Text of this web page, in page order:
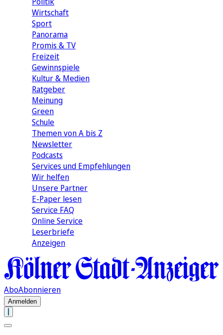
Wirtschaft
Sport
Panorama
Promis & TV
Freizeit
Gewinnspiele
Kultur & Medien
Ratgeber
Meinung
Green
Schule
Themen von A bis Z
Newsletter
Podcasts
Services und Empfehlungen
Wir helfen
Unsere Partner
E-Paper lesen
Service FAQ
Online Service
Leserbriefe
Anzeigen
AboAbonnieren
Anmelden